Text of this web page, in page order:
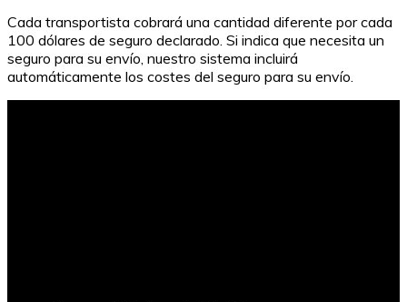
Cada transportista cobrará una cantidad diferente por cada
100 dólares de seguro declarado. Si indica que necesita un
seguro para su envío, nuestro sistema incluirá
automáticamente los costes del seguro para su envío.